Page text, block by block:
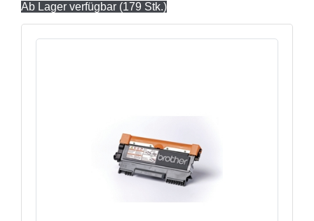
Ab Lager verfügbar (179 Stk.)